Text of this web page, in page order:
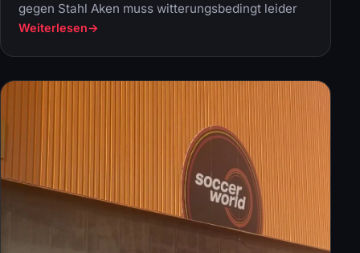
gegen Stahl Aken muss witterungsbedingt leider
Weiterlesen